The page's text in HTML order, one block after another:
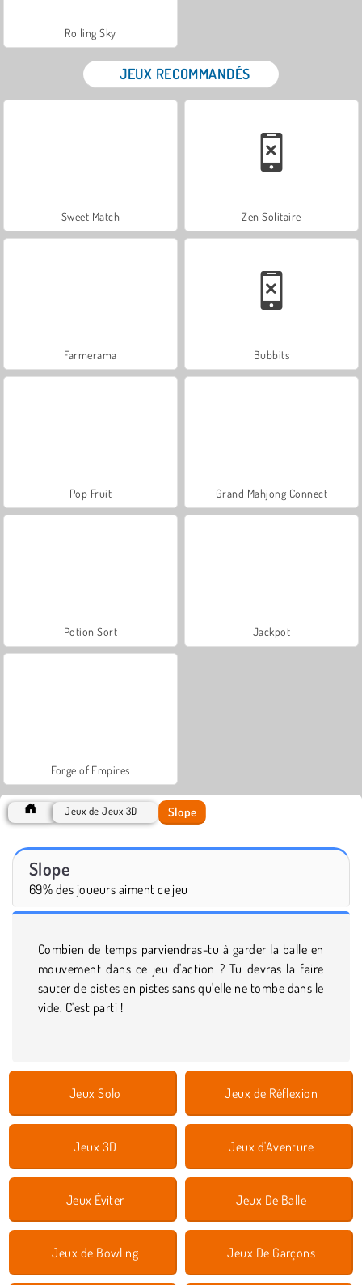
Rolling Sky
JEUX RECOMMANDÉS
Sweet Match Zen Solitaire
Farmerama Bubbits
Pop Fruit Grand Mahjong Connect
Potion Sort Jackpot
Forge of Empires
Jeux de Jeux 3D Slope
Slope
69% des joueurs aiment ce jeu
Combien de temps parviendras-tu à garder la balle en
mouvement dans ce jeu d'action ? Tu devras la faire
sauter de pistes en pistes sans qu'elle ne tombe dans le
vide. C'est parti !
Jeux Solo Jeux de Réflexion
Jeux 3D Jeux d'Aventure
Jeux Éviter Jeux De Balle
Jeux de Bowling Jeux De Garçons